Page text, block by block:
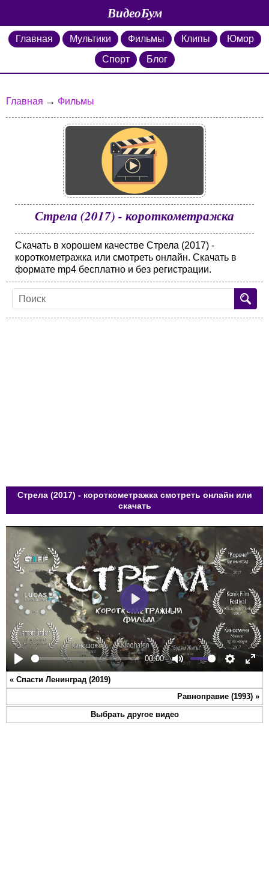
ВидеоБум
Главная Мультики Фильмы Клипы
Юмор
Спорт
Блог
Главная → Фильмы
Стрела (2017) - короткометражка
Скачать в хорошем качестве Стрела (2017) -
короткометражка или смотреть онлайн. Скачать в
формате mp4 бесплатно и без регистрации.
Стрела (2017) - короткометражка смотреть онлайн или
скачать
Play
00:00
Mute Settings
Play
« Спасти Ленинград (2019)
Равноправие (1993) »
Выбрать другое видео